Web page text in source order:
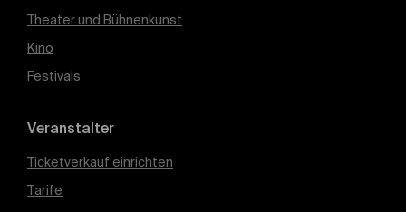
Theater und Bühnenkunst
Kino
Festivals
Veranstalter
Ticketverkauf einrichten
Tarife